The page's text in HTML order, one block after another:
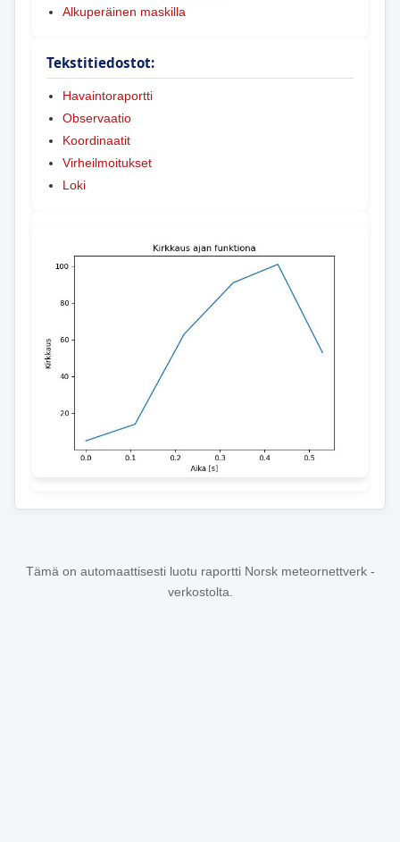
Alkuperäinen maskilla
Tekstitiedostot:
Havaintoraportti
Observaatio
Koordinaatit
Virheilmoitukset
Loki
Tämä on automaattisesti luotu raportti Norsk meteornettverk -
verkostolta.